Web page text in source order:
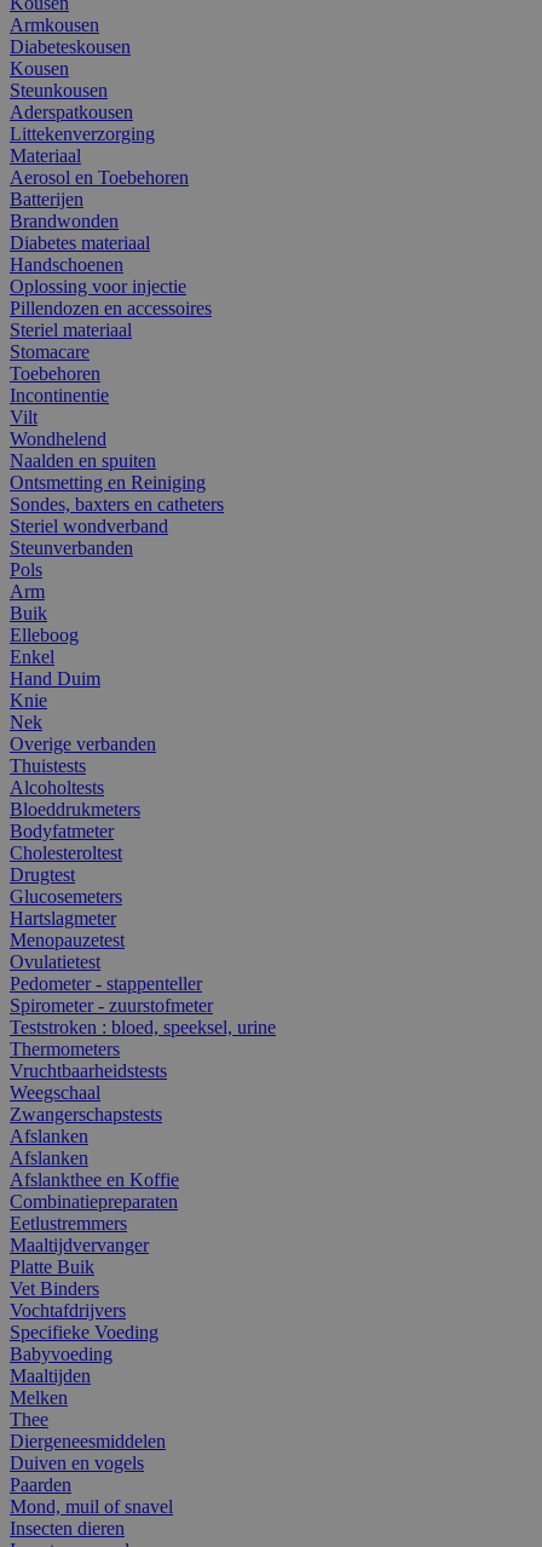
Armkousen
Diabeteskousen
Kousen
Steunkousen
Aderspatkousen
Littekenverzorging
Materiaal
Aerosol en Toebehoren
Batterijen
Brandwonden
Diabetes materiaal
Handschoenen
Oplossing voor injectie
Pillendozen en accessoires
Steriel materiaal
Stomacare
Toebehoren
Incontinentie
Vilt
Wondhelend
Naalden en spuiten
Ontsmetting en Reiniging
Sondes, baxters en catheters
Steriel wondverband
Steunverbanden
Pols
Arm
Buik
Elleboog
Enkel
Hand Duim
Knie
Nek
Overige verbanden
Thuistests
Alcoholtests
Bloeddrukmeters
Bodyfatmeter
Cholesteroltest
Drugtest
Glucosemeters
Hartslagmeter
Menopauzetest
Ovulatietest
Pedometer - stappenteller
Spirometer - zuurstofmeter
Teststroken : bloed, speeksel, urine
Thermometers
Vruchtbaarheidstests
Weegschaal
Zwangerschapstests
Afslanken
Afslanken
Afslankthee en Koffie
Combinatiepreparaten
Eetlustremmers
Maaltijdvervanger
Platte Buik
Vet Binders
Vochtafdrijvers
Specifieke Voeding
Babyvoeding
Maaltijden
Melken
Thee
Diergeneesmiddelen
Duiven en vogels
Paarden
Mond, muil of snavel
Insecten dieren